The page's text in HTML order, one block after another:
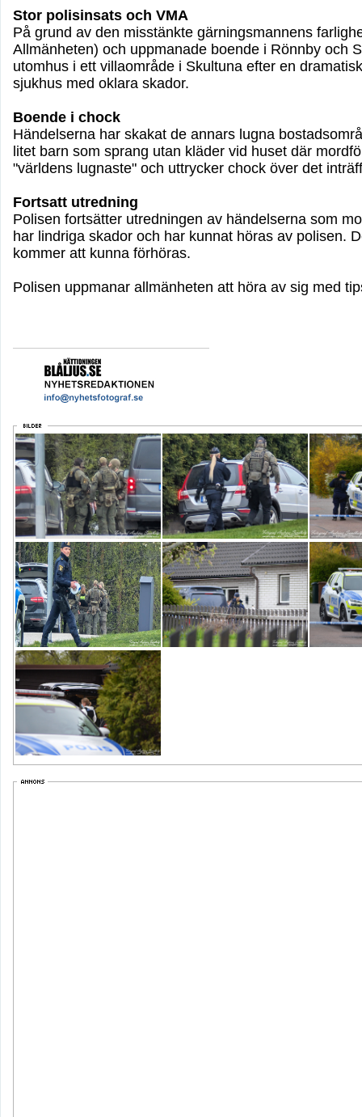
Stor polisinsats och VMA
På grund av den misstänkte gärningsmannens
Allmänheten) och uppmanade boende i Rönnby och
utomhus i ett villaområde i Skultuna efter en
sjukhus med oklara skador.
Boende i chock
Händelserna har skakat de annars lugna
litet barn som sprang utan kläder vid huset där
"världens lugnaste" och uttrycker chock över det
Fortsatt utredning
Polisen fortsätter utredningen av händelserna som
har lindriga skador och har kunnat höras av polisen.
kommer att kunna förhöras.
Polisen uppmanar allmänheten att höra av sig med